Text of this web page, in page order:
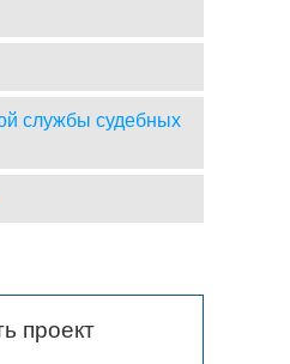
службы судебных
проект